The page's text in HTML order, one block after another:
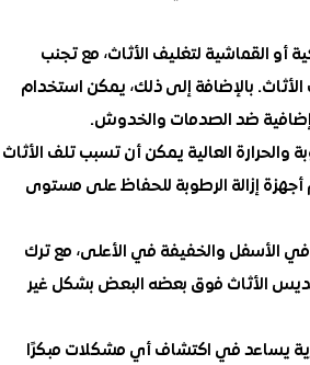
أو القماشية لتغليف الأثاث، مع تجنب
بالإضافة إلى ذلك، يمكن استخدام
إضافية ضد الصدمات والخدوش.
والحرارة العالية يمكن أن تسبب تلف الأثاث
أجهزة إزالة الرطوبة للحفاظ على مستوى
الأسفل والخفيفة في الأعلى، مع ترك
الأثاث فوق بعضه البعض بشكل غير
يساعد في اكتشاف أي مشكلات مبكرًا